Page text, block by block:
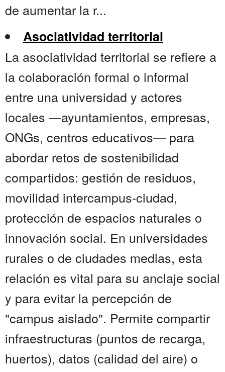
de aumentar la r...
Asociatividad territorial
La asociatividad territorial se refiere a
la colaboración formal o informal
entre una universidad y actores
locales —ayuntamientos, empresas,
ONGs, centros educativos— para
abordar retos de sostenibilidad
compartidos: gestión de residuos,
movilidad intercampus-ciudad,
protección de espacios naturales o
innovación social. En universidades
rurales o de ciudades medias, esta
relación es vital para su anclaje social
y para evitar la percepción de
"campus aislado". Permite compartir
infraestructuras (puntos de recarga,
huertos), datos (calidad del aire) o